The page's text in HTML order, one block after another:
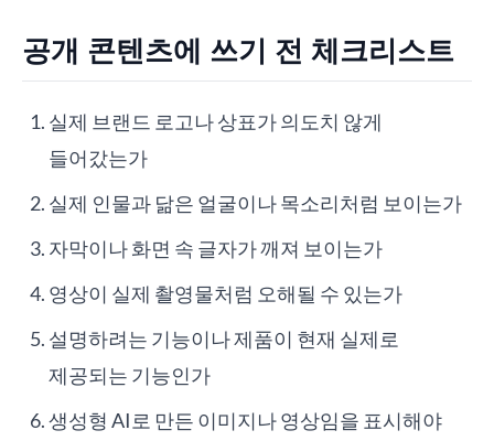
공개 콘텐츠에 쓰기 전 체크리스트
실제 브랜드 로고나 상표가 의도치 않게
들어갔는가
실제 인물과 닮은 얼굴이나 목소리처럼 보이는가
자막이나 화면 속 글자가 깨져 보이는가
영상이 실제 촬영물처럼 오해될 수 있는가
설명하려는 기능이나 제품이 현재 실제로
제공되는 기능인가
생성형 AI로 만든 이미지나 영상임을 표시해야